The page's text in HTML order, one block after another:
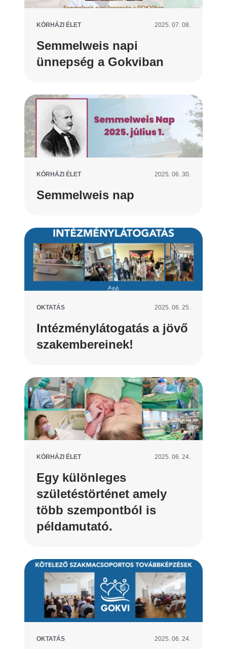
KÓRHÁZI ÉLET 2025. 07. 08.
Semmelweis napi
ünnepség a Gokviban
KÓRHÁZI ÉLET 2025. 06. 30.
Semmelweis nap
OKTATÁS 2025. 06. 25.
Intézménylátogatás a jövő
szakembereinek!
KÓRHÁZI ÉLET 2025. 06. 24.
Egy különleges
születéstörténet amely
több szempontból is
példamutató.
OKTATÁS 2025. 06. 24.